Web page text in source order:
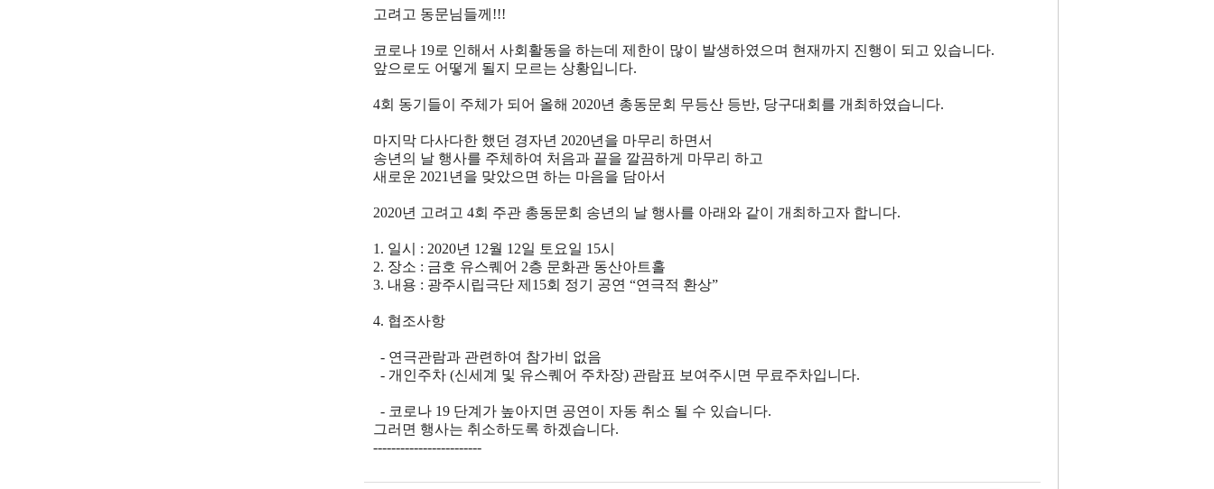
고려고 동문님들께!!!
코로나 19로 인해서 사회활동을 하는데 제한이 많이 발생하였으며 현재까지 진행이 되고 있습니다.
앞으로도 어떻게 될지 모르는 상황입니다.
4회 동기들이 주체가 되어 올해 2020년 총동문회 무등산 등반, 당구대회를 개최하였습니다.
마지막 다사다한 했던 경자년 2020년을 마무리 하면서
송년의 날 행사를 주체하여 처음과 끝을 깔끔하게 마무리 하고
새로운 2021년을 맞았으면 하는 마음을 담아서
2020년 고려고 4회 주관 총동문회 송년의 날 행사를 아래와 같이 개최하고자 합니다.
1. 일시 : 2020년 12월 12일 토요일 15시
2. 장소 : 금호 유스퀘어 2층 문화관 동산아트홀
3. 내용 : 광주시립극단 제15회 정기 공연 “연극적 환상”
4. 협조사항
- 연극관람과 관련하여 참가비 없음
- 개인주차 (신세계 및 유스퀘어 주차장) 관람표 보여주시면 무료주차입니다.
- 코로나 19 단계가 높아지면 공연이 자동 취소 될 수 있습니다.
그러면 행사는 취소하도록 하겠습니다.
------------------------